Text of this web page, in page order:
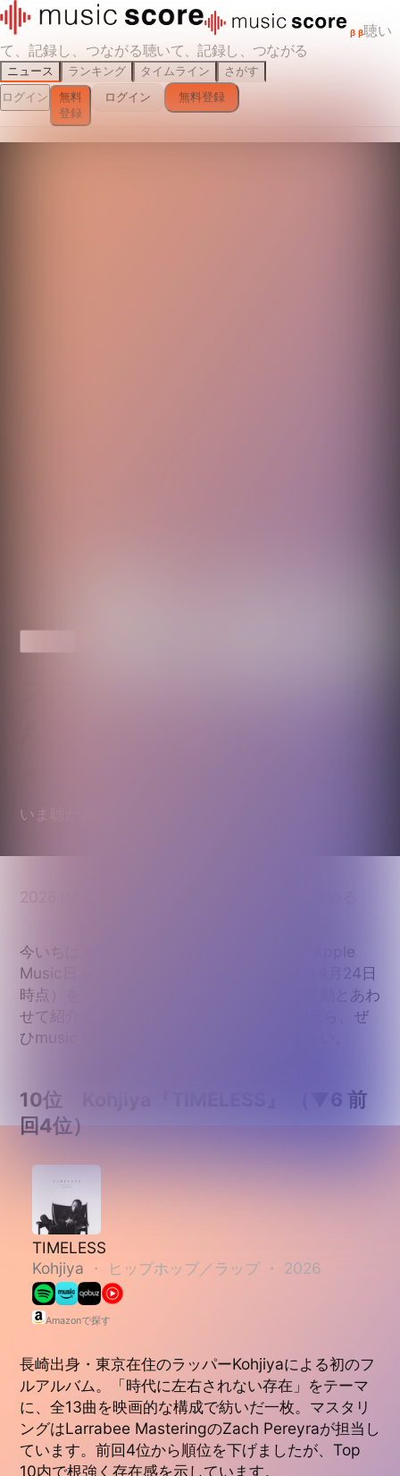
β β聴い
て、記録し、つながる聴いて、記録し、つながる
ニュース ランキング タイムライン
さがす
ログイン
無料
登録
ログイン 無料登録
スコアをつけてみよう！
せて紹介します。気になるアルバムがあったら、ぜ
ひmusic scoreでスコアをつけてみてください。
10位 Kohjiya『TIMELESS』 （▼6 前
回4位）
Kohjiya
Amazonで探す
長崎出身・東京在住のラッパーKohjiyaによる初のフ
ルアルバム。「時代に左右されない存在」をテーマ
に、全13曲を映画的な構成で紡いだ一枚。マスタリ
ングはLarrabee MasteringのZach Pereyraが担当し
10内で根強く存在感を示しています。
9位 ヨルシカ『二人称』 （▼1 前回8
位）